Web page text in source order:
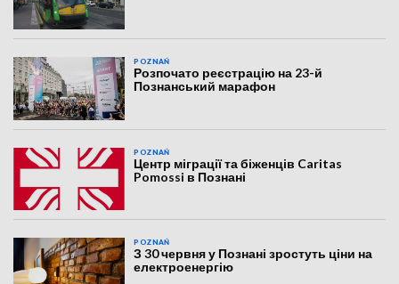
POZNAŃ
Розпочато реєстрацію на 23-й
Познанський марафон
POZNAŃ
Центр міграції та біженців Caritas
Pomossi в Познані
POZNAŃ
З 30 червня у Познані зростуть ціни на
електроенергію